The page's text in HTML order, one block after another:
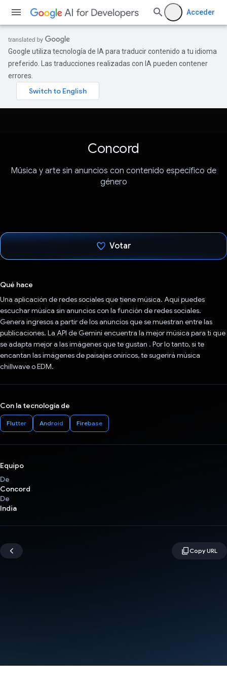
Acceder
Google utiliza tecnología de IA para traducir contenido a tu idioma
preferido. Las traducciones realizadas con IA pueden contener
errores.
Concord
Música y arte sin anuncios con contenido específico de
género
Votar
Qué hace
Una aplicación de redes sociales que tiene música. Aquí puedes
escuchar música sin anuncios con la función de redes sociales.
Genera ingresos a partir de los anuncios que se muestran entre las
publicaciones. La API de Gemini encuentra la mejor música para ti que
se adapta mejor a las imágenes que te gustan . Por lo tanto, si te
encantan las imágenes de paisajes oníricos, te sugerirá música
chillwave o EDM.
Con la tecnología de
Flutter Android Firebase
Equipo
De
Concord
De
India